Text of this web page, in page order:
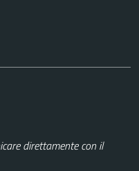
direttamente con il